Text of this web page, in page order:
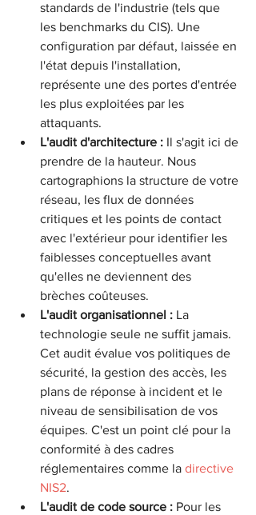
standards de l'industrie (tels que
les benchmarks du CIS). Une
configuration par défaut, laissée en
l'état depuis l'installation,
représente une des portes d'entrée
les plus exploitées par les
attaquants.
L'audit d'architecture : Il s'agit ici de
prendre de la hauteur. Nous
cartographions la structure de votre
réseau, les flux de données
critiques et les points de contact
avec l'extérieur pour identifier les
faiblesses conceptuelles avant
qu'elles ne deviennent des
brèches coûteuses.
L'audit organisationnel : La
technologie seule ne suffit jamais.
Cet audit évalue vos politiques de
sécurité, la gestion des accès, les
plans de réponse à incident et le
niveau de sensibilisation de vos
équipes. C'est un point clé pour la
conformité à des cadres
réglementaires comme la directive
NIS2.
L'audit de code source : Pour les